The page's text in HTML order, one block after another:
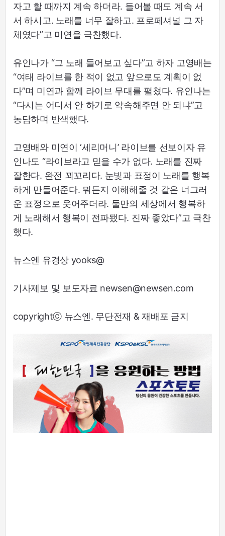
자고 할 때까지 계속 하더라. 들어볼 때도 계속 서
서 하시고. 노래를 너무 잘하고. 프로페셔널 그 자
체였다”고 미연을 극찬했다.
유인나가 “그 노래 들어보고 싶다”고 하자 고영배는
“여태 라이브를 한 적이 없고 앞으로도 계획이 없
다”며 미연과 함께 라이브 무대를 펼쳤다. 유인나는
“다시는 어디서 안 하기로 약속해주면 안 되냐”고
농담하며 반색했다.
고영배와 미연이 ‘세리머니’ 라이브를 선보이자 유
인나도 “라이브라고 믿을 수가 없다. 노래를 진짜
잘한다. 완전 꾀꼬리다. 눈빛과 표정이 노래를 행복
하게 만들어준다. 뭐든지 이해해줄 것 같은 너그러
운 표정으로 웃어주더라. 둘만의 세상에서 행복하
게 노래해서 행복이 전파됐다. 진짜 좋았다”고 극찬
했다.
뉴스엔 유경상 yooks@
기사제보 및 보도자료 newsen@newsen.com
copyrightⓒ 뉴스엔. 무단전재 & 재배포 금지